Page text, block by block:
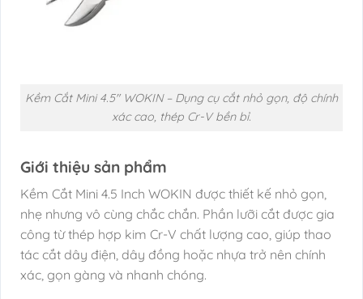
Kềm Cắt Mini 4.5″ WOKIN – Dụng cụ cắt nhỏ gọn, độ chính
xác cao, thép Cr-V bền bỉ.
Giới thiệu sản phẩm
Kềm Cắt Mini 4.5 Inch WOKIN được thiết kế nhỏ gọn,
nhẹ nhưng vô cùng chắc chắn. Phần lưỡi cắt được gia
công từ thép hợp kim Cr-V chất lượng cao, giúp thao
tác cắt dây điện, dây đồng hoặc nhựa trở nên chính
xác, gọn gàng và nhanh chóng.